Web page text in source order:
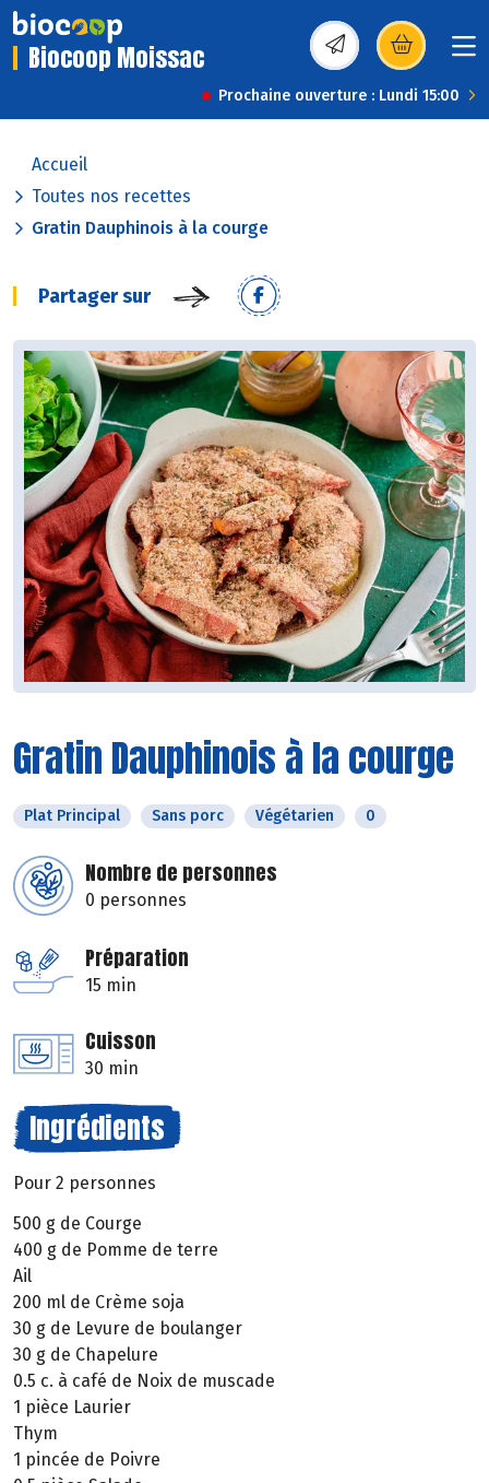
Biocoop Moissac (s’ouvre dans une
Prochaine ouverture : Lundi 15:00
Accueil
Toutes nos recettes
Gratin Dauphinois à la courge
Partager sur
Gratin Dauphinois à la courge
Plat Principal Sans porc Végétarien 0
Nombre de personnes
0 personnes
Préparation
15 min
Cuisson
30 min
Ingrédients
Pour 2 personnes
500 g de Courge
400 g de Pomme de terre
Ail
200 ml de Crème soja
30 g de Levure de boulanger
30 g de Chapelure
0.5 c. à café de Noix de muscade
1 pièce Laurier
Thym
1 pincée de Poivre